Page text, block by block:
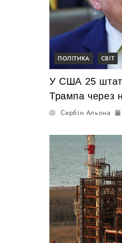
ПОЛІТИКА СВІТ
У США 25
Трампа через
Сербін Альона